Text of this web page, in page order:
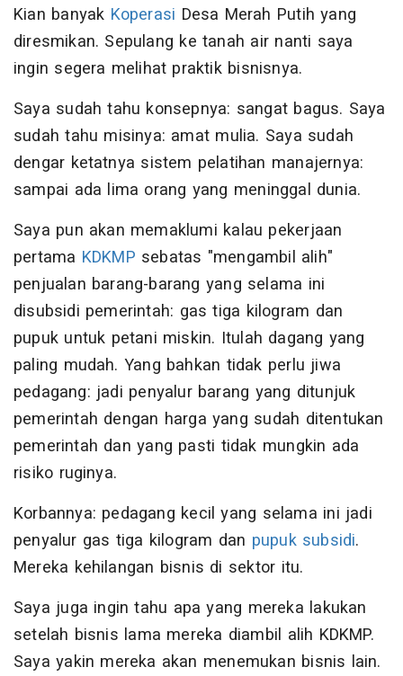
Kian banyak Koperasi Desa Merah Putih yang
diresmikan. Sepulang ke tanah air nanti saya
ingin segera melihat praktik bisnisnya.
Saya sudah tahu konsepnya: sangat bagus. Saya
sudah tahu misinya: amat mulia. Saya sudah
dengar ketatnya sistem pelatihan manajernya:
sampai ada lima orang yang meninggal dunia.
Saya pun akan memaklumi kalau pekerjaan
pertama KDKMP sebatas "mengambil alih"
penjualan barang-barang yang selama ini
disubsidi pemerintah: gas tiga kilogram dan
pupuk untuk petani miskin. Itulah dagang yang
paling mudah. Yang bahkan tidak perlu jiwa
pedagang: jadi penyalur barang yang ditunjuk
pemerintah dengan harga yang sudah ditentukan
pemerintah dan yang pasti tidak mungkin ada
risiko ruginya.
Korbannya: pedagang kecil yang selama ini jadi
penyalur gas tiga kilogram dan pupuk subsidi.
Mereka kehilangan bisnis di sektor itu.
Saya juga ingin tahu apa yang mereka lakukan
setelah bisnis lama mereka diambil alih KDKMP.
Saya yakin mereka akan menemukan bisnis lain.